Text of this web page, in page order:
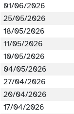
01/06/2026
25/05/2026
18/05/2026
11/05/2026
10/05/2026
04/05/2026
27/04/2026
20/04/2026
17/04/2026